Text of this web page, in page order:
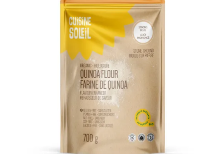
PANIER
EN
AJOUTER AU PANIER